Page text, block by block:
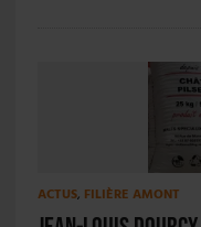
ACTUS, FILIÈRE AMONT